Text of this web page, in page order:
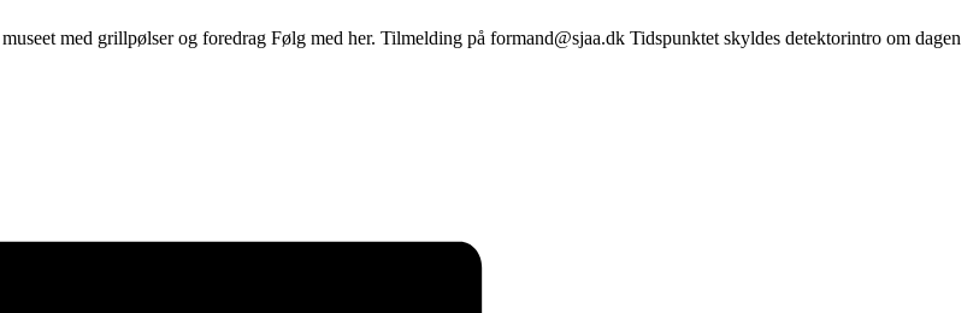
med grillpølser og foredrag Følg med her. Tilmelding på formand@sjaa.dk Tidspunktet skyldes detektorintro om dagen